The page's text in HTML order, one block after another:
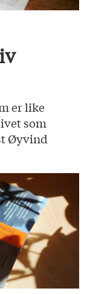
er like
som
Øyvind